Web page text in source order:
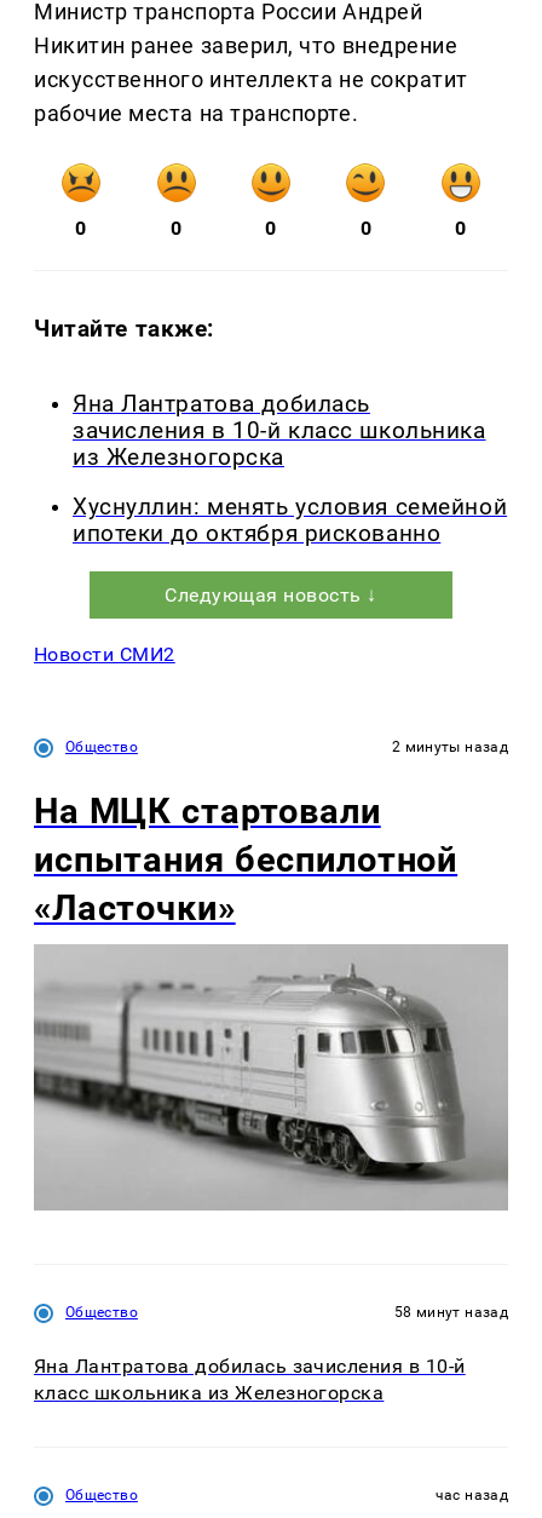
Министр транспорта России Андрей
Никитин ранее заверил, что внедрение
искусственного интеллекта не сократит
рабочие места на транспорте.
0 0 0 0 0
Читайте также:
Яна Лантратова добилась
зачисления в 10-й класс школьника
из Железногорска
Хуснуллин: менять условия семейной
ипотеки до октября рискованно
Следующая новость ↓
Новости СМИ2
Общество 2 минуты назад
На МЦК стартовали
испытания беспилотной
«Ласточки»
Общество 58 минут назад
Яна Лантратова добилась зачисления в 10-й
класс школьника из Железногорска
Общество час назад